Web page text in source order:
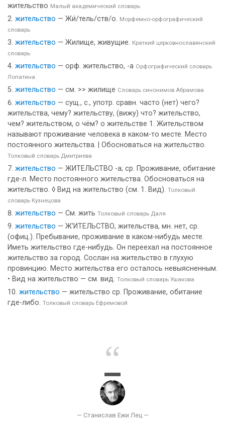
жительство Малый академический словарь
жительство — Жи́/тель/ств/о. Морфемно-орфографический
словарь
жительство — Жилище, живущие. Краткий церковнославянский
словарь
жительство — орф. жительство, -а Орфографический словарь
Лопатина
жительство — см. >> жилище Словарь синонимов Абрамова
жительство — сущ., с., употр. сравн. часто (нет) чего?
жительства, чему? жительству, (вижу) что? жительство,
чем? жительством, о чём? о жительстве 1. Жительством
называют проживание человека в каком-то месте. Место
постоянного жительства. | Обосноваться на жительство.
Толковый словарь Дмитриева
жительство — ЖИТЕЛЬСТВО -а; ср. Проживание, обитание
где-л. Место постоянного жительства. Обосноваться на
жительство. ◊ Вид на жительство (см. 1. Вид). Толковый
словарь Кузнецова
жительство — См. жить Толковый словарь Даля
жительство — Ж’ИТЕЛЬСТВО, жительства, мн. нет, ср.
(офиц.). Пребывание, проживание в каком-нибудь месте.
Иметь жительство где-нибудь. Он переехал на постоянное
жительство за город. Сослан на жительство в глухую
провинцию. Место жительства его осталось невыясненным.
• Вид на жительство — см. вид. Толковый словарь Ушакова
жительство — жительство ср. Проживание, обитание
где-либо. Толковый словарь Ефремовой